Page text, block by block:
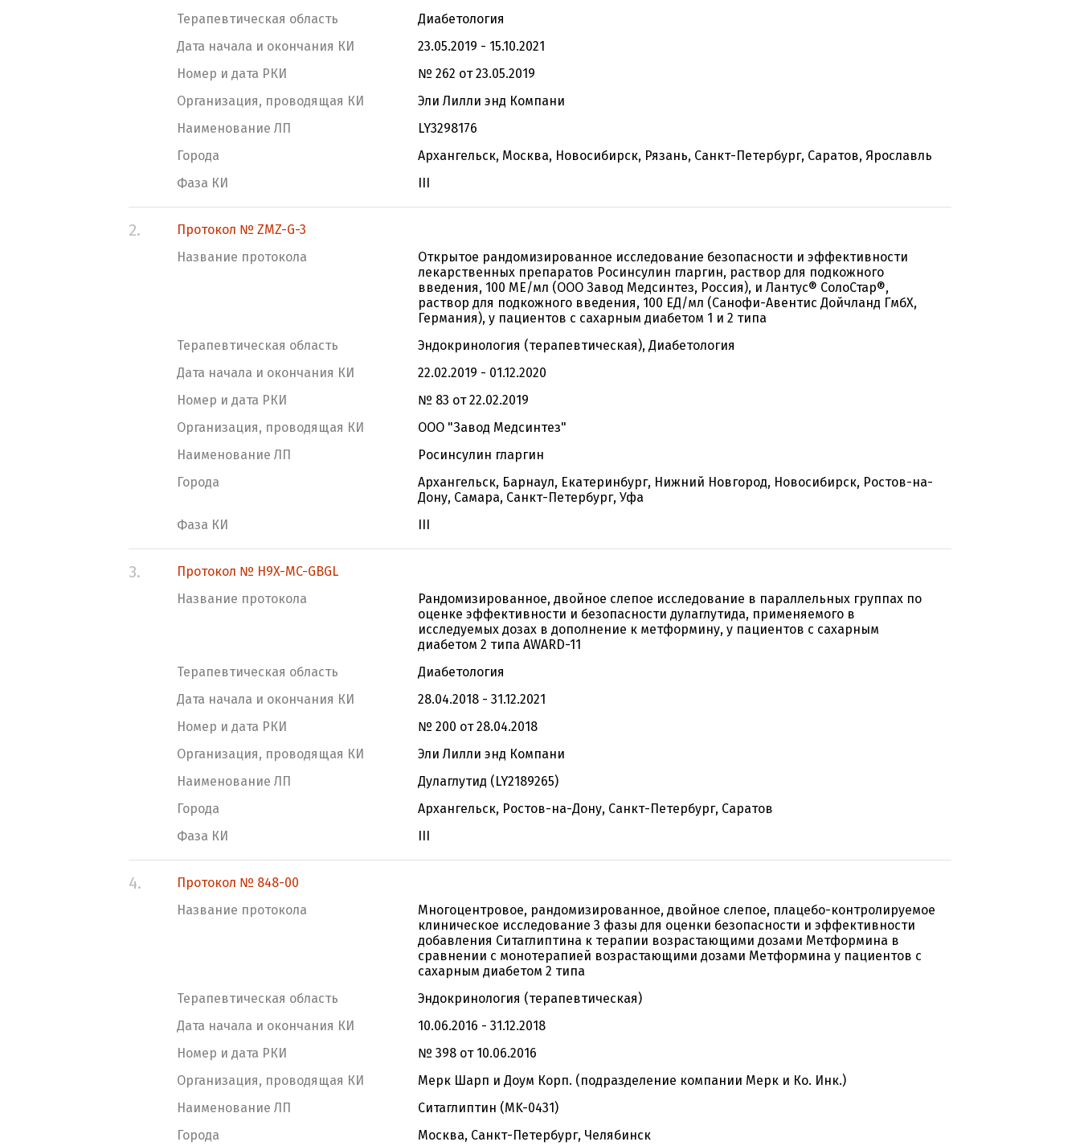
Терапевтическая область
Диабетология
Дата начала и окончания КИ
23.05.2019 - 15.10.2021
Номер и дата РКИ
№ 262 от 23.05.2019
Организация, проводящая КИ
Эли Лилли энд Компани
Наименование ЛП
LY3298176
Города
Архангельск, Москва, Новосибирск, Рязань, Санкт-Петербург, Саратов, Ярославль
Фаза КИ
III
2.
Протокол № ZMZ-G-3
Название протокола
Открытое рандомизированное исследование безопасности и эффективности
лекарственных препаратов Росинсулин гларгин, раствор для подкожного
введения, 100 МЕ/мл (ООО Завод Медсинтез, Россия), и Лантус® СолоСтар®,
раствор для подкожного введения, 100 ЕД/мл (Санофи-Авентис Дойчланд ГмбХ,
Германия), у пациентов с сахарным диабетом 1 и 2 типа
Терапевтическая область
Эндокринология (терапевтическая), Диабетология
Дата начала и окончания КИ
22.02.2019 - 01.12.2020
Номер и дата РКИ
№ 83 от 22.02.2019
Организация, проводящая КИ
ООО "Завод Медсинтез"
Наименование ЛП
Росинсулин гларгин
Города
Архангельск, Барнаул, Екатеринбург, Нижний Новгород, Новосибирск, Ростов-на-
Дону, Самара, Санкт-Петербург, Уфа
Фаза КИ
III
3.
Протокол № H9X-MC-GBGL
Название протокола
Рандомизированное, двойное слепое исследование в параллельных группах по
оценке эффективности и безопасности дулаглутида, применяемого в
исследуемых дозах в дополнение к метформину, у пациентов с сахарным
диабетом 2 типа AWARD-11
Терапевтическая область
Диабетология
Дата начала и окончания КИ
28.04.2018 - 31.12.2021
Номер и дата РКИ
№ 200 от 28.04.2018
Организация, проводящая КИ
Эли Лилли энд Компани
Наименование ЛП
Дулаглутид (LY2189265)
Города
Архангельск, Ростов-на-Дону, Санкт-Петербург, Саратов
Фаза КИ
III
4.
Протокол № 848-00
Название протокола
Многоцентровое, рандомизированное, двойное слепое, плацебо-контролируемое
клиническое исследование 3 фазы для оценки безопасности и эффективности
добавления Ситаглиптина к терапии возрастающими дозами Метформина в
сравнении с монотерапией возрастающими дозами Метформина у пациентов с
сахарным диабетом 2 типа
Терапевтическая область
Эндокринология (терапевтическая)
Дата начала и окончания КИ
10.06.2016 - 31.12.2018
Номер и дата РКИ
№ 398 от 10.06.2016
Организация, проводящая КИ
Мерк Шарп и Доум Корп. (подразделение компании Мерк и Ко. Инк.)
Наименование ЛП
Ситаглиптин (MK-0431)
Города
Москва, Санкт-Петербург, Челябинск